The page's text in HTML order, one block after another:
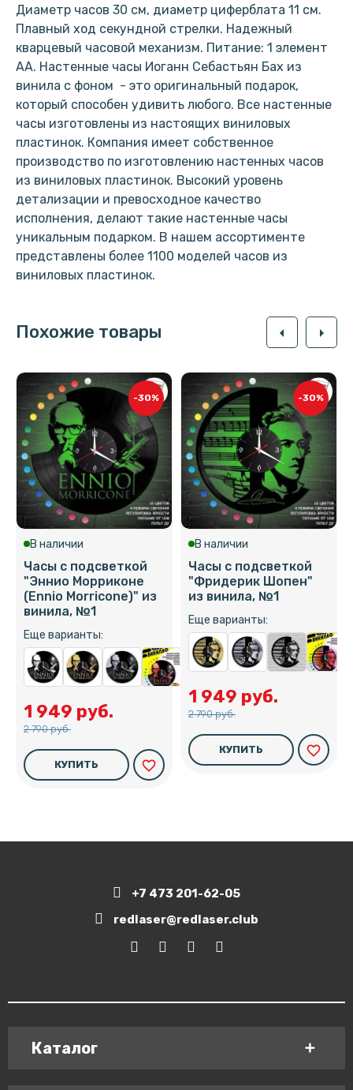
Диаметр часов 30 см, диаметр циферблата 11 см.
Плавный ход секундной стрелки. Надежный
кварцевый часовой механизм. Питание: 1 элемент
АА. Настенные часы Иоганн Себастьян Бах из
винила с фоном - это оригинальный подарок,
который способен удивить любого. Все настенные
часы изготовлены из настоящих виниловых
пластинок. Компания имеет собственное
производство по изготовлению настенных часов
из виниловых пластинок. Высокий уровень
детализации и превосходное качество
исполнения, делают такие настенные часы
уникальным подарком. В нашем ассортименте
представлены более 1100 моделей часов из
виниловых пластинок.
Похожие товары arrow_left arrow_right
-30%
В наличии
Часы с подсветкой
"Эннио Морриконе
(Ennio Morricone)" из
винила, №1
Еще варианты:
1 949 руб.
2 790 руб.
КУПИТЬ favorite_border
-30%
В наличии
Часы с подсветкой
"Фридерик Шопен"
из винила, №1
Еще варианты:
1 949 руб.
2 790 руб.
КУПИТЬ favorite_border
+7 473 201-62-05
redlaser@redlaser.club
Каталог